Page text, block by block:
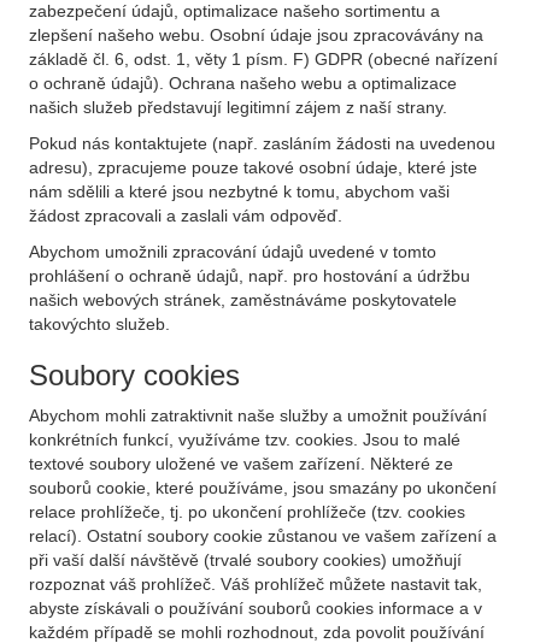
zabezpečení údajů, optimalizace našeho sortimentu a
zlepšení našeho webu. Osobní údaje jsou zpracovávány na
základě čl. 6, odst. 1, věty 1 písm. F) GDPR (obecné nařízení
o ochraně údajů). Ochrana našeho webu a optimalizace
našich služeb představují legitimní zájem z naší strany.
Pokud nás kontaktujete (např. zasláním žádosti na uvedenou
adresu), zpracujeme pouze takové osobní údaje, které jste
nám sdělili a které jsou nezbytné k tomu, abychom vaši
žádost zpracovali a zaslali vám odpověď.
Abychom umožnili zpracování údajů uvedené v tomto
prohlášení o ochraně údajů, např. pro hostování a údržbu
našich webových stránek, zaměstnáváme poskytovatele
takovýchto služeb.
Soubory cookies
Abychom mohli zatraktivnit naše služby a umožnit používání
konkrétních funkcí, využíváme tzv. cookies. Jsou to malé
textové soubory uložené ve vašem zařízení. Některé ze
souborů cookie, které používáme, jsou smazány po ukončení
relace prohlížeče, tj. po ukončení prohlížeče (tzv. cookies
relací). Ostatní soubory cookie zůstanou ve vašem zařízení a
při vaší další návštěvě (trvalé soubory cookies) umožňují
rozpoznat váš prohlížeč. Váš prohlížeč můžete nastavit tak,
abyste získávali o používání souborů cookies informace a v
každém případě se mohli rozhodnout, zda povolit používání